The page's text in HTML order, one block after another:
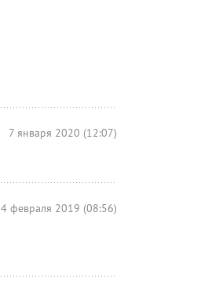
7 января 2020 (12:07)
4 февраля 2019 (08:56)